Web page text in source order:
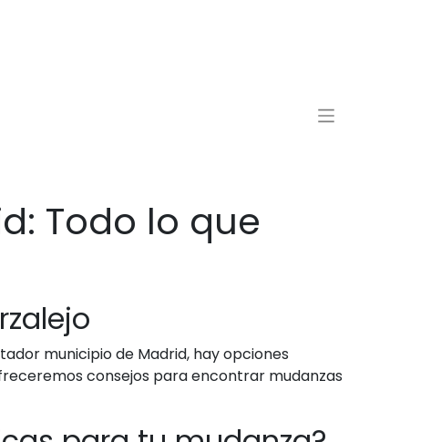
Todo lo que
municipio de Madrid, hay opciones
consejos para encontrar mudanzas